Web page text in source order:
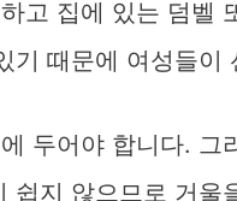
고 집에 있는 덤벨
기 때문에 여성들이
두어야 합니다.
쉽지 않으므로 거울